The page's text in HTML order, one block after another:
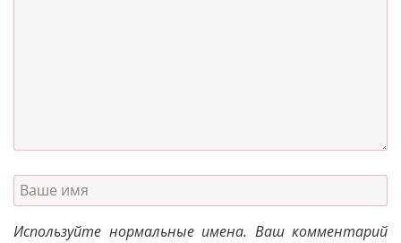
Используйте нормальные имена. Ваш комментарий